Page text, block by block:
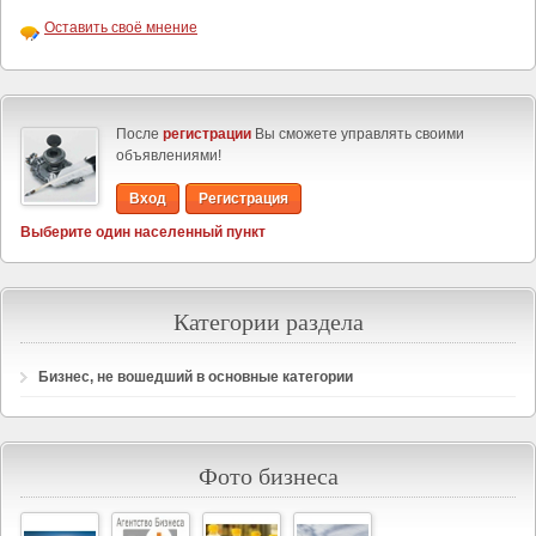
Оставить своё мнение
После регистрации Вы сможете управлять своими
объявлениями!
Вход
Регистрация
Выберите один населенный пункт
Категории раздела
Бизнес, не вошедший в основные категории
Фото бизнеса